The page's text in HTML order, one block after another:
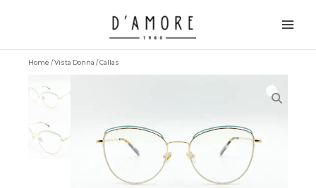
Home /Vista Donna / Callas